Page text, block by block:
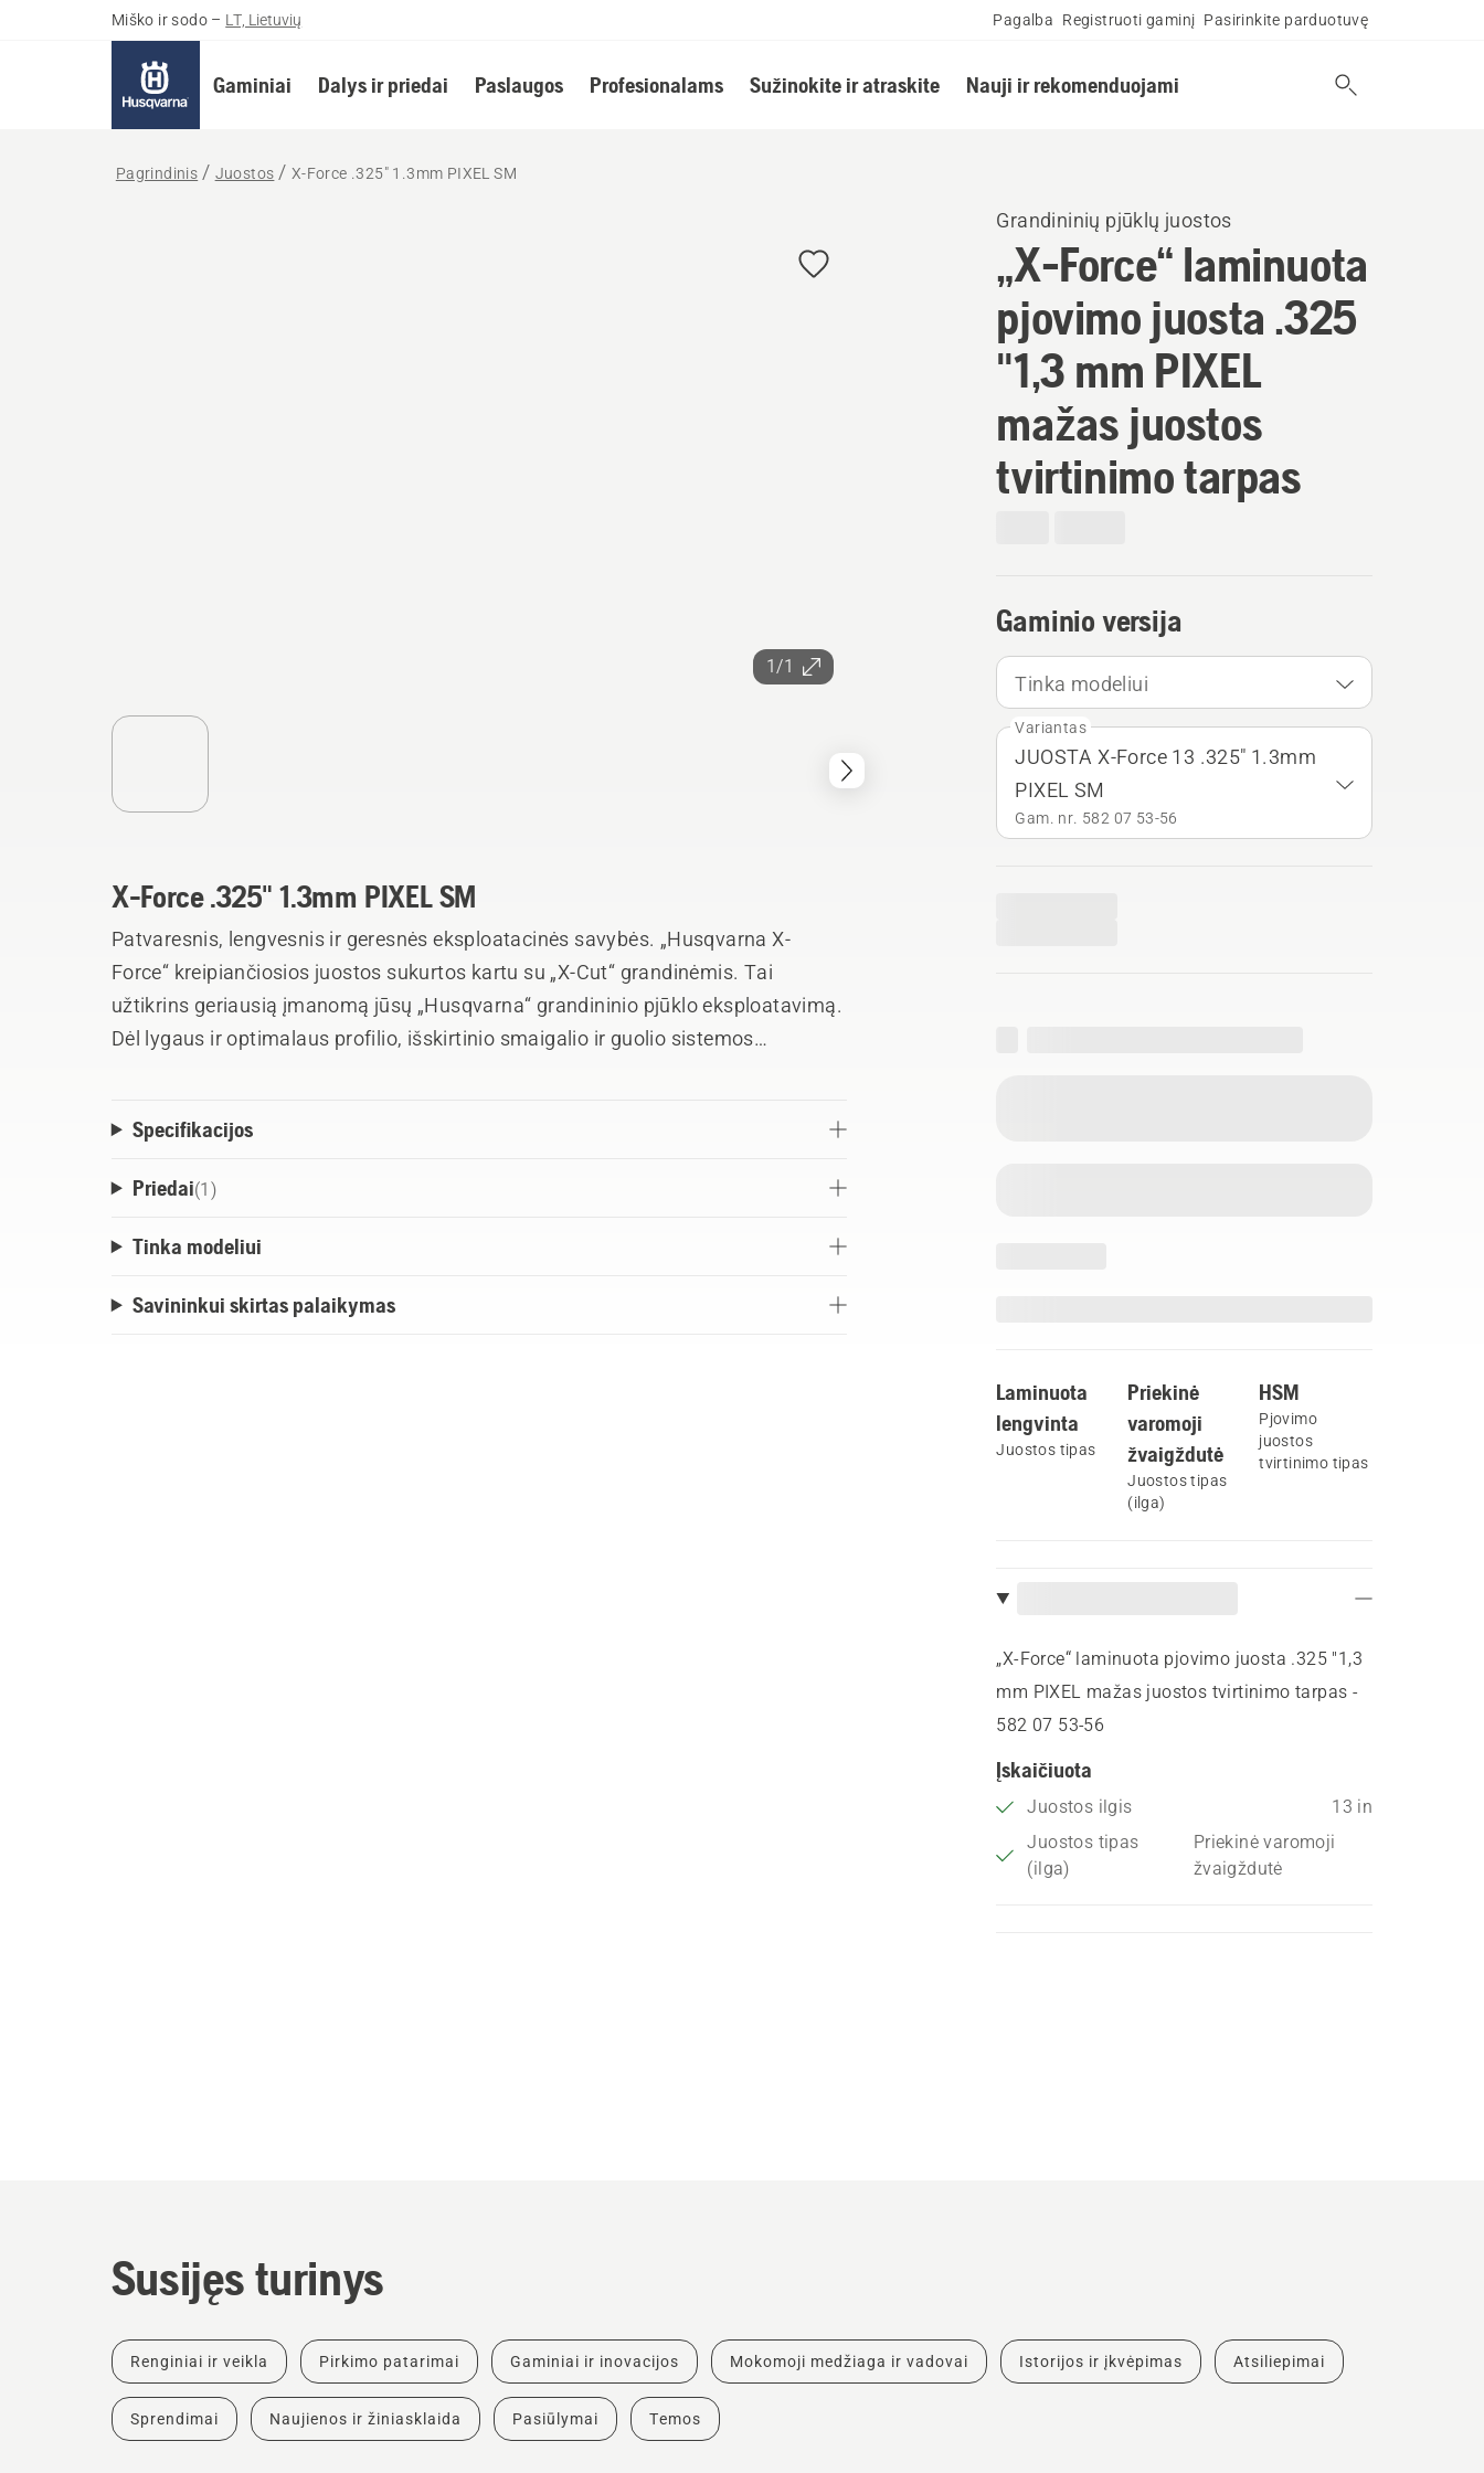
Miško ir sodo – LT, Lietuvių Pagalba Registruoti gaminį Pasirinkite parduotuvę
Gaminiai Dalys ir priedai Paslaugos Profesionalams Sužinokite ir atraskite Nauji ir rekomenduojami
Pagrindinis Juostos X-Force .325" 1.3mm PIXEL SM
1/1
Grandininių pjūklų juostos
„X-Force“ laminuota
pjovimo juosta .325
"1,3 mm PIXEL
mažas juostos
tvirtinimo tarpas
Gaminio versija
Tinka modeliui
Variantas
JUOSTA X-Force 13 .325" 1.3mm
PIXEL SM
Gam. nr. 582 07 53‑56
Laminuota
lengvinta
Juostos tipas
Priekinė
varomoji
žvaigždutė
Juostos tipas
(ilga)
HSM
Pjovimo
juostos
tvirtinimo tipas
„X-Force“ laminuota pjovimo juosta .325 "1,3
mm PIXEL mažas juostos tvirtinimo tarpas -
582 07 53‑56
Įskaičiuota
Juostos ilgis
13 in
Juostos tipas
(ilga)
Priekinė varomoji
žvaigždutė
X-Force .325" 1.3mm PIXEL SM
Patvaresnis, lengvesnis ir geresnės eksploatacinės savybės. „Husqvarna X-
Force“ kreipiančiosios juostos sukurtos kartu su „X-Cut“ grandinėmis. Tai
užtikrins geriausią įmanomą jūsų „Husqvarna“ grandininio pjūklo eksploatavimą.
Dėl lygaus ir optimalaus profilio, išskirtinio smaigalio ir guolio sistemos
Specifikacijos
Priedai(1 )
Tinka modeliui
Savininkui skirtas palaikymas
Susijęs turinys
Renginiai ir veikla Pirkimo patarimai Gaminiai ir inovacijos Mokomoji medžiaga ir vadovai Istorijos ir įkvėpimas Atsiliepimai
Sprendimai Naujienos ir žiniasklaida Pasiūlymai Temos